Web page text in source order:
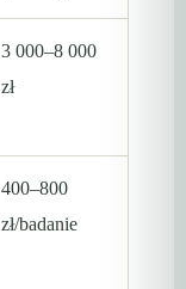
3 000–8 000
zł
400–800
zł/badanie